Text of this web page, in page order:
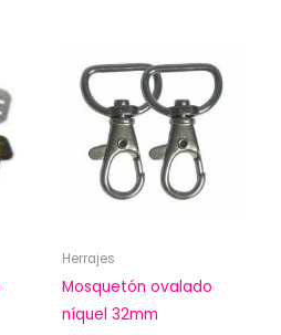
Herrajes
Mosquetón ovalado
níquel 32mm